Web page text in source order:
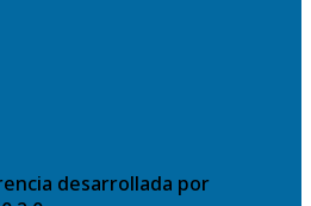
desarrollada por